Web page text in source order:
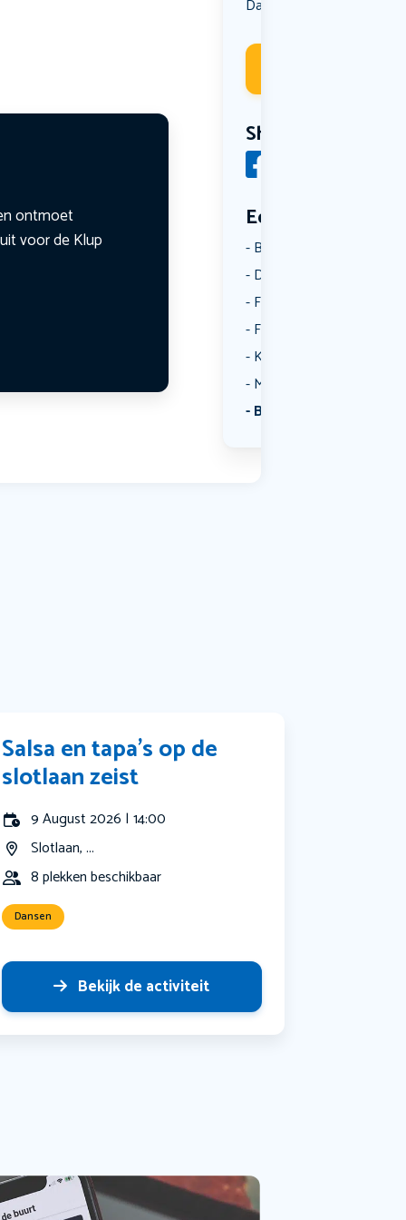
Dansen
Share
Een aantal
Borrelen
Dansen
Fietsen
Film
Kunst & Cultuur
Muziek
Bekijk alle categorieën
ontmoet
voor de Klup
Salsa en tapa’s op de
slotlaan zeist
9 August 2026 | 14:00
Slotlaan, ...
8 plekken beschikbaar
Dansen
Bekijk de activiteit